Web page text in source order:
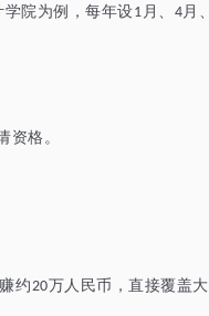
院为例，每年设1 月、 4月
资格。
约20万人民币，直接覆盖